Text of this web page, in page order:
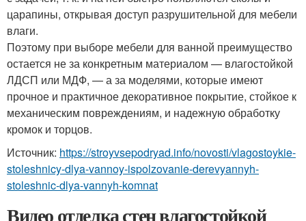
царапины, открывая доступ разрушительной для мебели
влаги.
Поэтому при выборе мебели для ванной преимущество
остается не за конкретным материалом — влагостойкой
ЛДСП или МДФ, — а за моделями, которые имеют
прочное и практичное декоративное покрытие, стойкое к
механическим повреждениям, и надежную обработку
кромок и торцов.
Источник: https://stroyvsepodryad.info/novosti/vlagostoykie-
stoleshnicy-dlya-vannoy-ispolzovanie-derevyannyh-
stoleshnic-dlya-vannyh-komnat
Видео отделка стен влагостойкой